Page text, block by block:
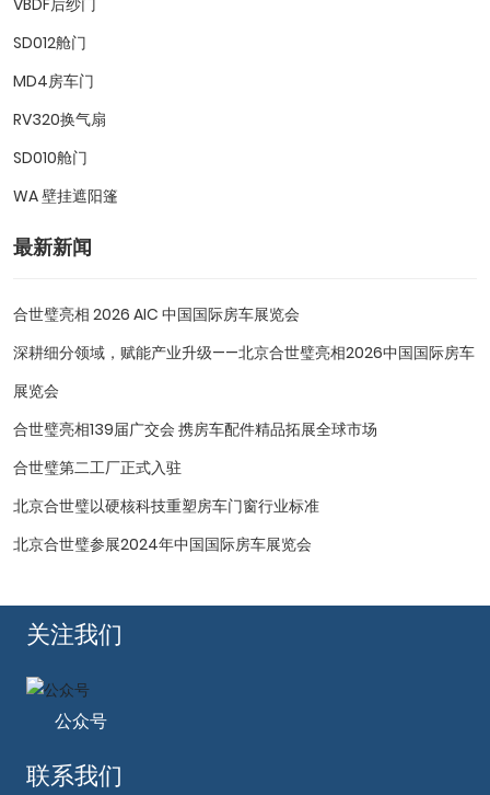
SD012舱门
MD4房车门
RV320换气扇
SD010舱门
WA 壁挂遮阳篷
最新新闻
合世璧亮相 2026 AIC 中国国际房车展览会
深耕细分领域，赋能产业升级——北京合世璧亮相2026中国国际房车
展览会
合世璧亮相139届广交会 携房车配件精品拓展全球市场
合世璧第二工厂正式入驻
北京合世璧以硬核科技重塑房车门窗行业标准
北京合世璧参展2024年中国国际房车展览会
联系我们
关注我们
公众号